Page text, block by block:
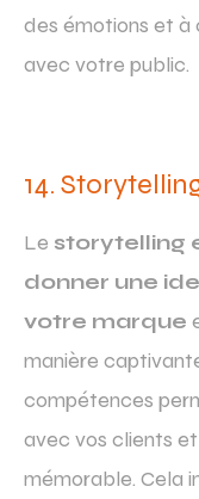
des émotions et à
avec votre public.
14.
Le storytelling
donner une
votre marque
manière
compétences
avec vos clients
mémorable. Cela